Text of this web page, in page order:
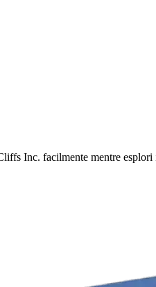
Inc. facilmente mentre esplori